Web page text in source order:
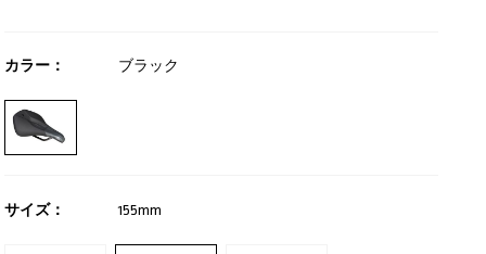
カラー： ブラック
サイズ： 155mm